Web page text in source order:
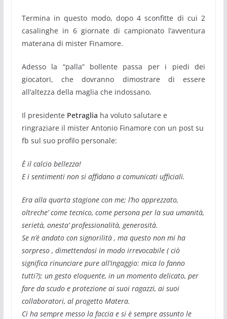
Termina in questo modo, dopo 4 sconfitte di cui 2
casalinghe in 6 giornate di campionato l’avventura
materana di mister Finamore.
Adesso la “palla” bollente passa per i piedi dei
giocatori, che dovranno dimostrare di essere
all’altezza della maglia che indossano.
Il presidente Petraglia ha voluto salutare e
ringraziare il mister Antonio Finamore con un post su
fb sul suo profilo personale:
È il calcio bellezza!
E i sentimenti non si affidano a comunicati ufficiali.
Era alla quarta stagione con me; l’ho apprezzato,
oltreche’ come tecnico, come persona per la sua umanità,
serietà, onesta’ professionalità, generosità.
Se n’è andato con signorilità , ma questo non mi ha
sorpreso , dimettendosi in modo irrevocabile ( ciò
significa rinunciare pure all’ingaggio: mica lo fanno
tutti?); un gesto eloquente, in un momento delicato, per
fare da scudo e protezione ai suoi ragazzi, ai suoi
collaboratori, al progetto Matera.
Ci ha sempre messo la faccia e si è sempre assunto le